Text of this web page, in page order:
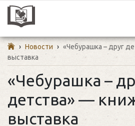
› Новости › «Чебурашка – друг
выставка
«Чебурашка –
детства» —
выставка